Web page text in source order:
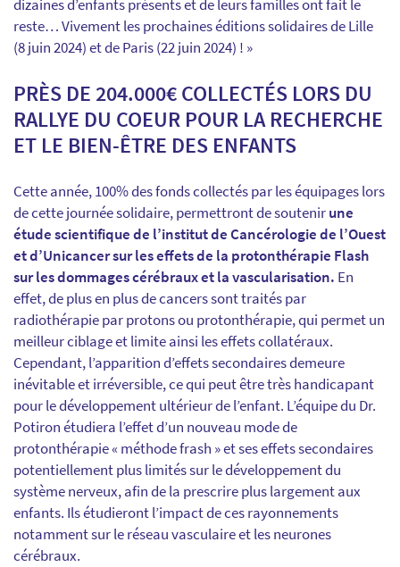
dizaines d’enfants présents et de leurs familles ont fait le
reste… Vivement les prochaines éditions solidaires de Lille
(8 juin 2024) et de Paris (22 juin 2024) ! »
PRÈS DE 204.000€ COLLECTÉS LORS DU
RALLYE DU COEUR POUR LA RECHERCHE
ET LE BIEN-ÊTRE DES ENFANTS
Cette année, 100% des fonds collectés par les équipages lors
de cette journée solidaire, permettront de soutenirune
étude scientifique de l’institut de Cancérologie de l’Ouest
et d’Unicancer sur les effets de la protonthérapie Flash
sur les dommages cérébraux et la vascularisation. En
effet, de plus en plus de cancers sont traités par
radiothérapie par protons ou protonthérapie, qui permet un
meilleur ciblage et limite ainsi les effets collatéraux.
Cependant, l’apparition d’effets secondaires demeure
inévitable et irréversible, ce qui peut être très handicapant
pour le développement ultérieur de l’enfant. L’équipe du Dr.
Potiron étudiera l’effet d’un nouveau mode de
protonthérapie « méthode frash » et ses effets secondaires
potentiellement plus limités sur le développement du
système nerveux, afin de la prescrire plus largement aux
enfants. Ils étudieront l’impact de ces rayonnements
notamment sur le réseau vasculaire et les neurones
cérébraux.